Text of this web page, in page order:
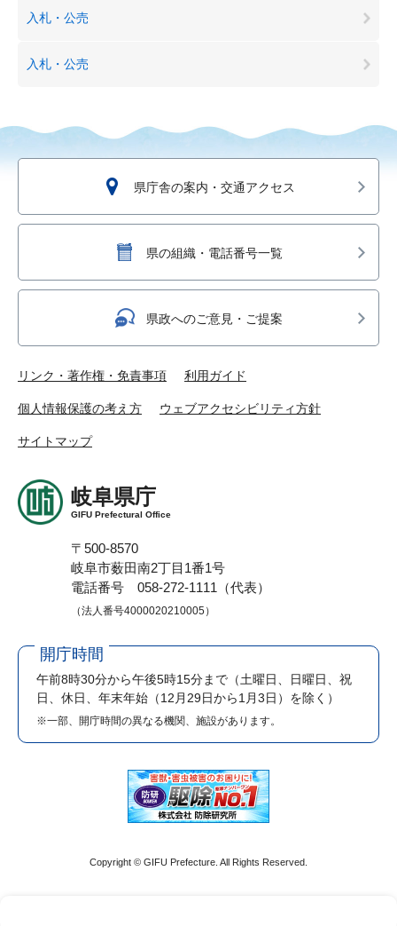
入札・公売
入札・公売
県庁舎の案内・交通アクセス
県の組織・電話番号一覧
県政へのご意見・ご提案
リンク・著作権・免責事項 利用ガイド
個人情報保護の考え方 ウェブアクセシビリティ方針
サイトマップ
岐阜県庁
GIFU Prefectural Office
〒500-8570
岐阜市薮田南2丁目1番1号
電話番号 058-272-1111（代表）
（法人番号4000020210005）
開庁時間
午前8時30分から午後5時15分まで （土曜日、日曜日、祝
日、休日、年末年始（12月29日から1月3日）を除く）
※一部、開庁時間の異なる機関、施設があります。
Copyright © GIFU Prefecture. All Rights Reserved.